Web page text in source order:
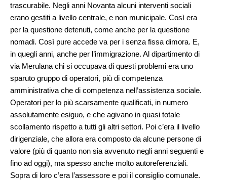
trascurabile. Negli anni Novanta alcuni interventi sociali
erano gestiti a livello centrale, e non municipale. Così era
per la questione detenuti, come anche per la questione
nomadi. Così pure accede va per i senza fissa dimora. E,
in quegli anni, anche per l’immigrazione. Al dipartimento di
via Merulana chi si occupava di questi problemi era uno
sparuto gruppo di operatori, più di competenza
amministrativa che di competenza nell’assistenza sociale.
Operatori per lo più scarsamente qualificati, in numero
assolutamente esiguo, e che agivano in quasi totale
scollamento rispetto a tutti gli altri settori. Poi c’era il livello
dirigenziale, che allora era composto da alcune persone di
valore (più di quanto non sia avvenuto negli anni seguenti e
fino ad oggi), ma spesso anche molto autoreferenziali.
Sopra di loro c’era l’assessore e poi il consiglio comunale.